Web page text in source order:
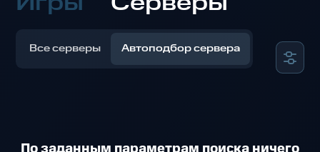
Все серверы Автоподбор сервера